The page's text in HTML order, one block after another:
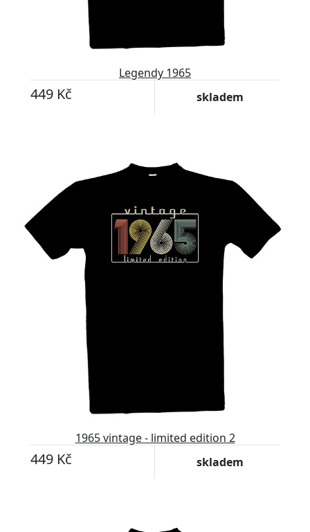
Legendy 1965
449 Kč skladem
1965 vintage - limited edition 2
449 Kč skladem